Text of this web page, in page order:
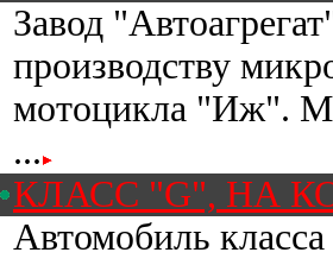
Завод
производству
мотоцикла "Иж".
...
КЛАСС "G", НА
Автомобиль